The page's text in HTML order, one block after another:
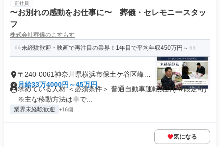
正社員
〜お別れの感動をお仕事に〜 葬儀・セレモニースタッ
フ
株式会社葬儀のこすもす
未経験歓迎・映画で再注目の業界！1年目で平均年収450万円～
〒240-0061神奈川県横浜市保土ケ谷区峰沢
町
月給33万4000円～45万円
求めている人材 ＜必須条件＞ 普通自動車運転免許(AT限定可)
※主な移動方法は車で...
業界未経験歓迎 +16個
気になる